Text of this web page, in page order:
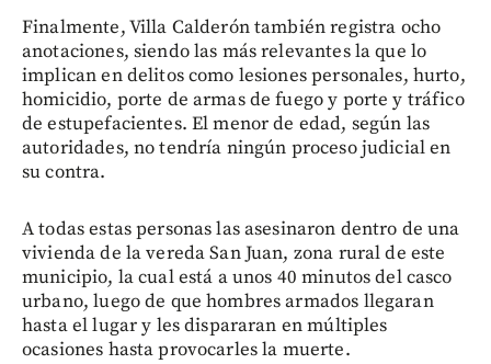
Finalmente, Villa Calderón también registra ocho
anotaciones, siendo las más relevantes la que lo
implican en delitos como lesiones personales, hurto,
homicidio, porte de armas de fuego y porte y tráfico
de estupefacientes. El menor de edad, según las
autoridades, no tendría ningún proceso judicial en
su contra.
A todas estas personas las asesinaron dentro de una
vivienda de la vereda San Juan, zona rural de este
municipio, la cual está a unos 40 minutos del casco
urbano, luego de que hombres armados llegaran
hasta el lugar y les dispararan en múltiples
ocasiones hasta provocarles la muerte.